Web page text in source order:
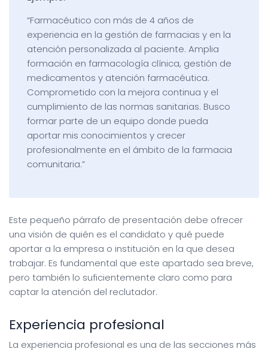
“Farmacéutico con más de 4 años de
experiencia en la gestión de farmacias y en la
atención personalizada al paciente. Amplia
formación en farmacología clínica, gestión de
medicamentos y atención farmacéutica.
Comprometido con la mejora continua y el
cumplimiento de las normas sanitarias. Busco
formar parte de un equipo donde pueda
aportar mis conocimientos y crecer
profesionalmente en el ámbito de la farmacia
comunitaria.”
Este pequeño párrafo de presentación debe ofrecer
una visión de quién es el candidato y qué puede
aportar a la empresa o institución en la que desea
trabajar. Es fundamental que este apartado sea breve,
pero también lo suficientemente claro como para
captar la atención del reclutador.
Experiencia profesional
La experiencia profesional es una de las secciones más